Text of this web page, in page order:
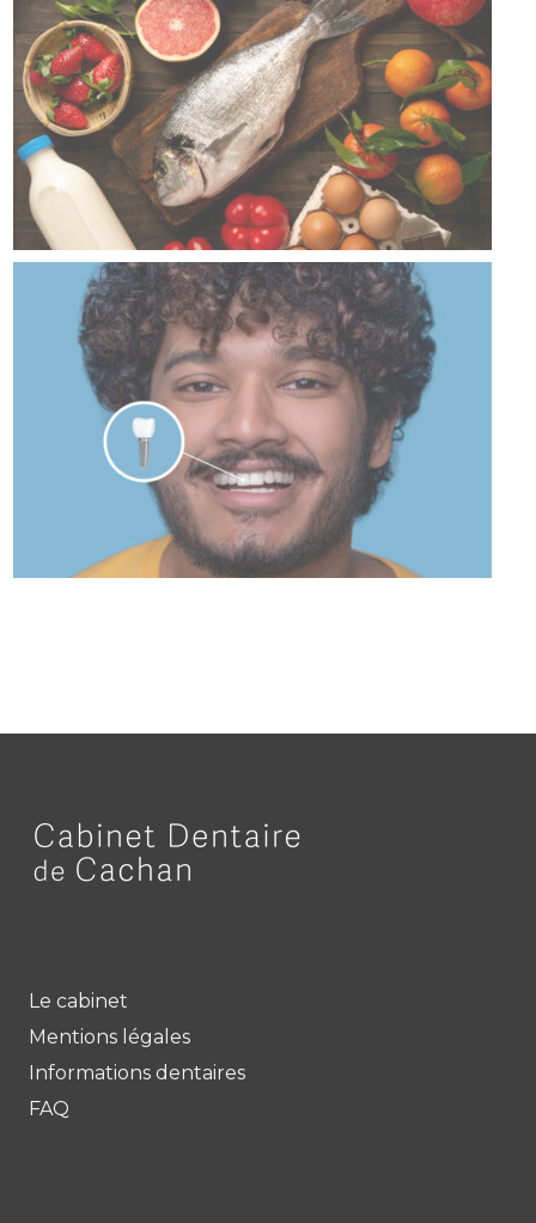
Le cabinet
Mentions légales
Informations dentaires
FAQ